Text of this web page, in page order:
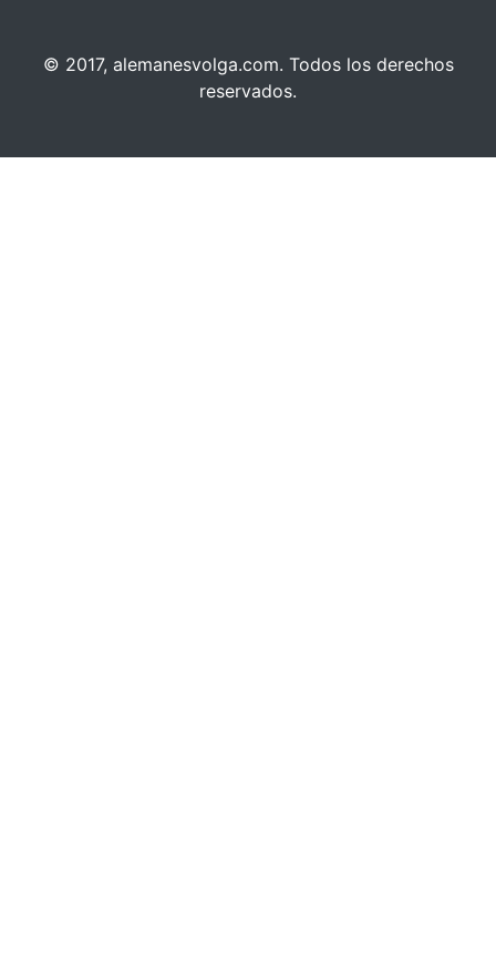
© 2017, alemanesvolga.com. Todos los derechos
reservados.